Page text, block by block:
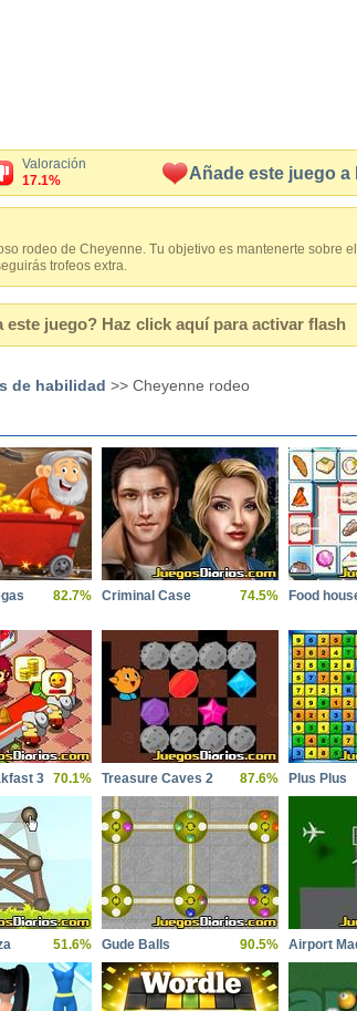
Valoración
17.1%
Añade este juego a
rodeo de Cheyenne. Tu objetivo es mantenerte sobre
trofeos extra.
este juego? Haz click aquí para activar flash
de habilidad >> Cheyenne rodeo
82.7% Criminal Case 74.5% Food
3 70.1% Treasure Caves 2 87.6% Plus Plus
51.6% Gude Balls 90.5% Airport